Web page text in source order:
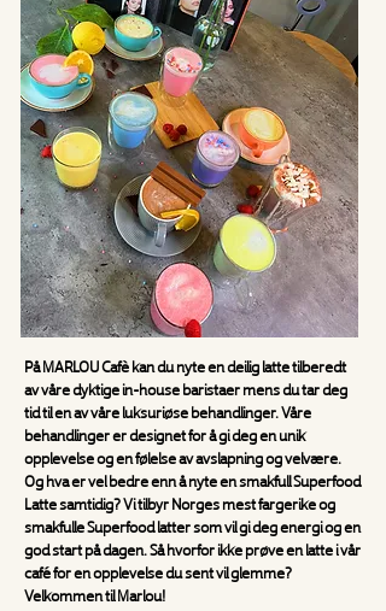
På MARLOU Cafè kan du nyte en deilig latte tilberedt
av våre dyktige in-house baristaer mens du tar deg
tid til en av våre luksuriøse behandlinger. Våre
behandlinger er designet for å gi deg en unik
opplevelse og en følelse av avslapning og velvære.
Og hva er vel bedre enn å nyte en smakfull Superfood
Latte samtidig? Vi tilbyr Norges mest fargerike og
smakfulle Superfood latter som vil gi deg energi og en
god start på dagen. Så hvorfor ikke prøve en latte i vår
café for en opplevelse du sent vil glemme?
Velkommen til Marlou!